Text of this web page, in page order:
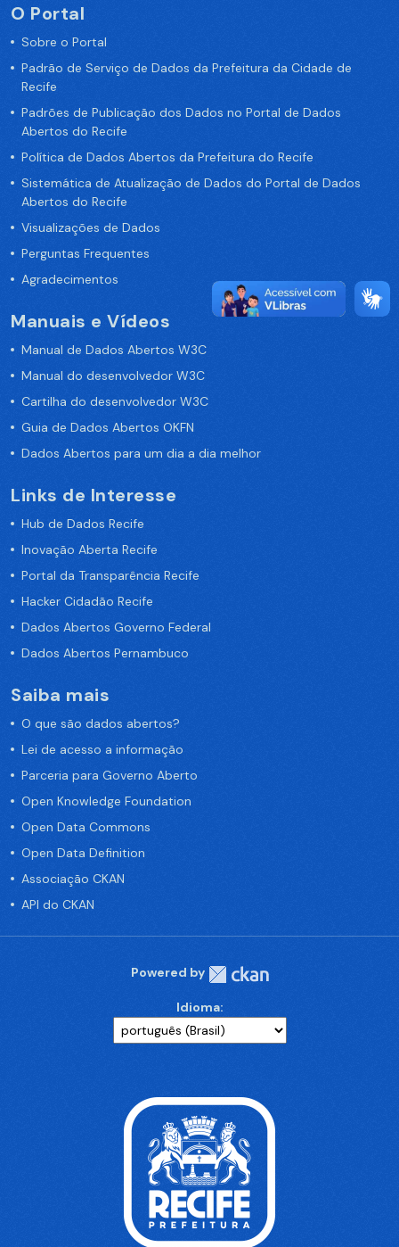
O Portal
Sobre o Portal
Padrão de Serviço de Dados da Prefeitura da Cidade de
Recife
Padrões de Publicação dos Dados no Portal de Dados
Abertos do Recife
Política de Dados Abertos da Prefeitura do Recife
Sistemática de Atualização de Dados do Portal de Dados
Abertos do Recife
Visualizações de Dados
Perguntas Frequentes
Agradecimentos
Manuais e Vídeos
Manual de Dados Abertos W3C
Manual do desenvolvedor W3C
Cartilha do desenvolvedor W3C
Guia de Dados Abertos OKFN
Dados Abertos para um dia a dia melhor
Links de Interesse
Hub de Dados Recife
Inovação Aberta Recife
Portal da Transparência Recife
Hacker Cidadão Recife
Dados Abertos Governo Federal
Dados Abertos Pernambuco
Saiba mais
O que são dados abertos?
Lei de acesso a informação
Parceria para Governo Aberto
Open Knowledge Foundation
Open Data Commons
Open Data Definition
Associação CKAN
API do CKAN
Powered by
Idioma